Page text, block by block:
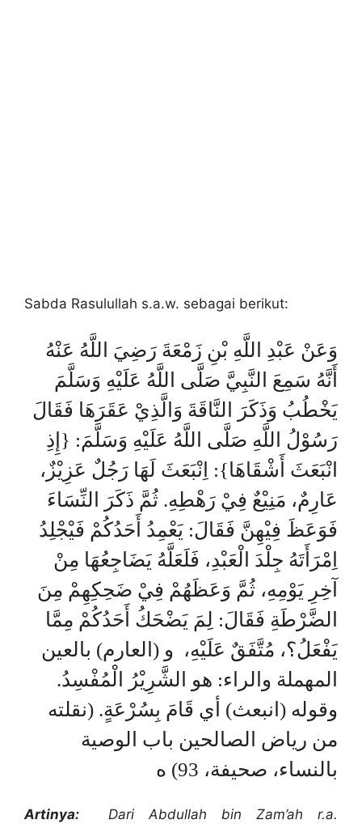
Sabda Rasulullah s.a.w. sebagai berikut:
وَعَنْ عَبْدِ اللَّهِ بْنِ زَمْعَةَ رَضِيَ اللَّهُ عَنْهُ
أَنَّهُ سَمِعَ النَّبِيَّ صَلَّى اللَّهُ عَلَيْهِ وَسَلَّمَ
يَخْطُبُ وَذَكَرَ النَّاقَةَ وَالَّذِيْ عَقَرَهَا فَقَالَ
رَسُوْلُ اللَّهِ صَلَّى اللَّهُ عَلَيْهِ وَسَلَّمَ: {إِذِ
انْبَعَثَ أَشْقَاهَا}: اِنْبَعَثَ لَهَا رَجُلٌ عَزِيْزٌ،
عَارِمٌ، مَنِيْعٌ فِيْ رَهْطِهِ. ثُمَّ ذَكَرَ النِّسَاءَ
فَوَعَظَ فِيْهِنَّ فَقَالَ: يَعْمِدُ أَحَدُكُمْ فَيْجْلِدُ
اِمْرَأَتَهُ جِلْدَ الْعَبْدِ، فَلَعَلَّهُ يَضَاجِعُهَا مِنْ
آخِرِ يَوْمِهِ، ثُمَّ وَعَظَهُمْ فِيْ ضَحِكِهِمْ مِنَ
الضَّرْطَةِ فَقَالَ: لِمَ يَضْحَكُ أَحَدُكُمْ مِمَّا
يَفْعَلُ؟، مُتَّفَقٌ عَلَيْهِ، و (العارم) بالعين
المهملة والراء: هو الشَّرِيْرُ الْمُفْسِدُ.
وقوله (انبعث) أي قَامَ بِسُرْعَةٍ. (نقلته
من رياض الصالحين باب الوصية
بالنساء، صحيفة، 93) ه
Artinya:
Dari Abdullah bin Zam’ah r.a.